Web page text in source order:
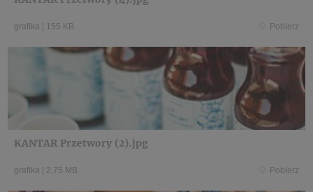
grafika 155 KB Pobierz
KANTAR Przetwory (2).jpg
grafika 2,75 MB Pobierz